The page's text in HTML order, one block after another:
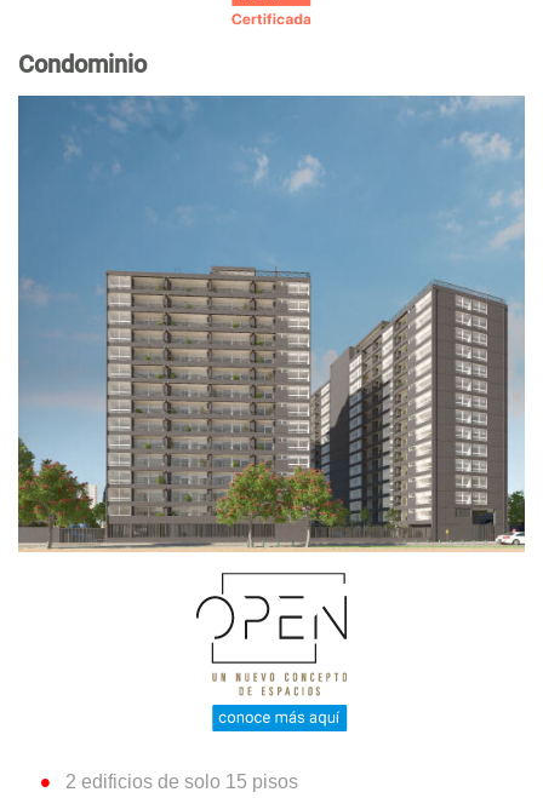
Condominio
2 edificios de solo 15 pisos